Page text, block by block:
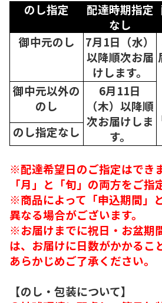
のし指定
配達時期指定
なし
御中元のし
7月1日（水）
以降順次お届
けします。
御中元以外の
のし
6月11日
（木）以降順
次お届けしま
す。
のし指定なし
※配達希望日のご指定はでき
「月」と「旬」の両方をご指
※商品によって「申込期間」
異なる場合がございます。
※お届けまでに祝日・お盆期
は、お届けに日数がかかるこ
あらかじめご了承ください。
【のし・包装について】